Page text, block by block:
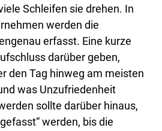
Schleifen sie drehen. In
werden die
erfasst. Eine kurze
darüber geben,
den Tag hinweg am meisten
was Unzufriedenheit
sollte darüber hinaus,
werden, bis die